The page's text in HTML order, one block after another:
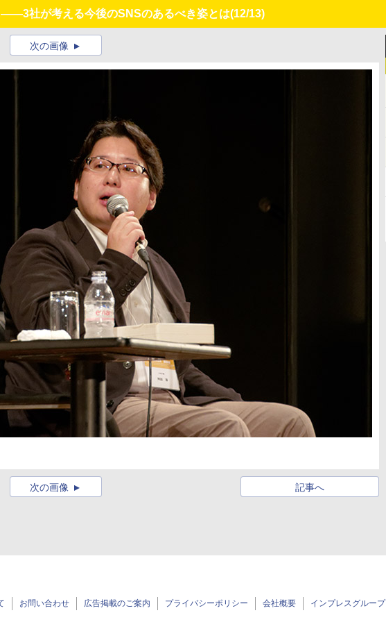
社が考える今後のSNSのあるべき姿とは(12/13)
次の画像
記事へ
次の画像
お問い合わせ 広告掲載のご案内 プライバシーポリシー 会社概要 インプレスグループ